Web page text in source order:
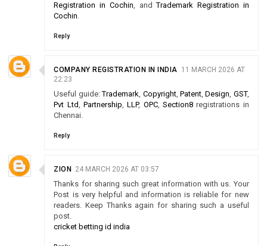
Registration in Cochin, andTrademark Registration in
Cochin.
Reply
COMPANY REGISTRATION IN INDIA 11 MARCH 2026 AT
22:23
Useful guide:Trademark, Copyright, Patent,Design, GST,
Pvt Ltd,Partnership,LLP, OPC, Section8registrations in
Chennai.
Reply
ZION 24 MARCH 2026 AT 03:57
Thanks for sharing such great information with us. Your
Post is very helpful and information is reliable for new
readers. Keep Thanks again for sharing such a useful
post.
cricket betting id india